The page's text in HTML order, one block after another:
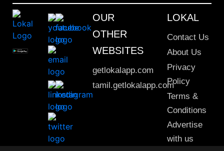
OUR
OTHER
WEBSITES
getlokalapp.com
tamil.getlokalapp.com
LOKAL
Contact Us
About Us
Privacy
Policy
Terms &
Conditions
Advertise
with us